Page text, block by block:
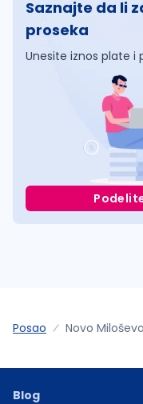
Saznajte da li
proseka
Unesite iznos plate i
Posao Novo Miloševo
Blog